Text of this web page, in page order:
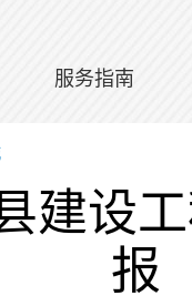
服务指南
建设
报